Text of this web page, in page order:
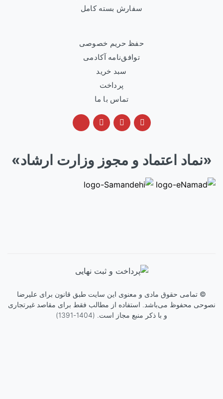
سفارش بسته کامل
حفظ حریم خصوصی
توافق‌نامه آکادمی
سبد خرید
پرداخت
تماس با ما
«نماد اعتماد و مجوز وزارت ارشاد»
© تمامی حقوق مادی و معنوی این سایت طبق قانون برای علیرضا
نصوحی محفوظ می‌باشد. استفاده از مطالب فقط برای مقاصد غیرتجاری
و با ذکر منبع مجاز است. (1404-1391)